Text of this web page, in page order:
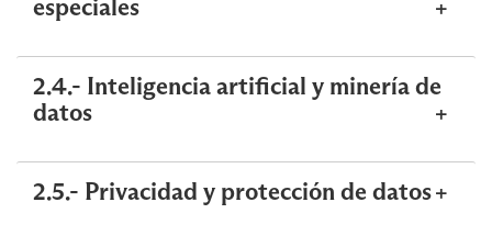
especiales
2.4.- Inteligencia artificial y minería de
datos
2.5.- Privacidad y protección de datos